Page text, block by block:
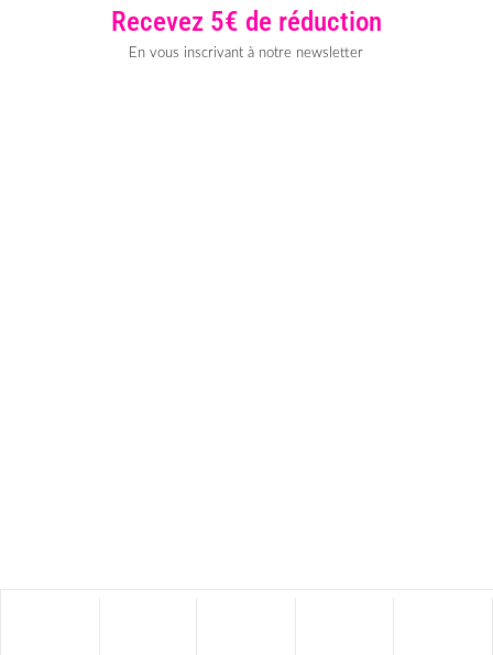
Recevez 5€ de réduction
En vous inscrivant à notre newsletter